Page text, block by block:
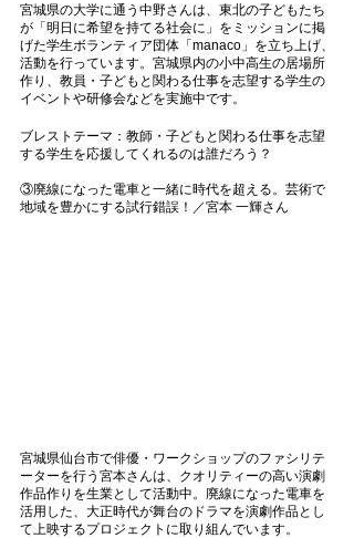
宮城県の大学に通う中野さんは、東北の子どもたち
が「明日に希望を持てる社会に」をミッションに掲
げた学生ボランティア団体「manaco」を立ち上げ、
活動を行っています。宮城県内の小中高生の居場所
作り、教員・子どもと関わる仕事を志望する学生の
イベントや研修会などを実施中です。
ブレストテーマ：教師・子どもと関わる仕事を志望
する学生を応援してくれるのは誰だろう？
③廃線になった電車と一緒に時代を超える。芸術で
地域を豊かにする試行錯誤！／宮本 一輝さん
宮城県仙台市で俳優・ワークショップのファシリテ
ーターを行う宮本さんは、クオリティーの高い演劇
作品作りを生業として活動中。廃線になった電車を
活用した、大正時代が舞台のドラマを演劇作品とし
て上映するプロジェクトに取り組んでいます。